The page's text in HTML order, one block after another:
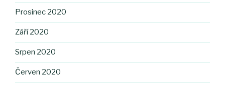
Prosinec 2020
Září 2020
Srpen 2020
Červen 2020